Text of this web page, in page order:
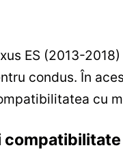
ES (2013-
condus. În
cu
compatibilitate